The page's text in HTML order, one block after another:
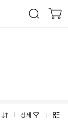
상세